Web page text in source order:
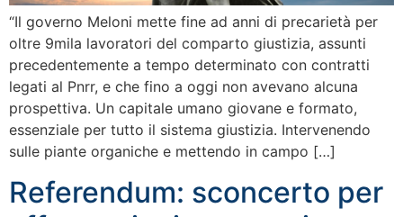
“Il governo Meloni mette fine ad anni di precarietà per
oltre 9mila lavoratori del comparto giustizia, assunti
precedentemente a tempo determinato con contratti
legati al Pnrr, e che fino a oggi non avevano alcuna
prospettiva. Un capitale umano giovane e formato,
essenziale per tutto il sistema giustizia. Intervenendo
sulle piante organiche e mettendo in campo […]
Referendum: sconcerto per